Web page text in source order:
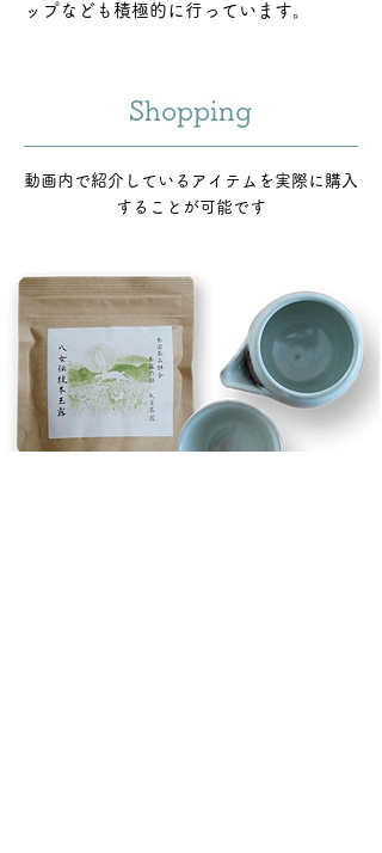
ップなども積極的に行っています。
Shopping
動画内で紹介しているアイテムを実際に購入
することが可能です